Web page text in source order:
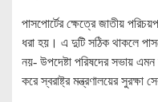
পাসপোর্টের ক্ষেত্রে জাতীয়
ধরা হয়। এ দুটি সঠিক থাকলে
নয়- উপদেষ্টা পরিষদের সভায়
করে স্বরাষ্ট্র মন্ত্রণালয়ের সুরক্ষা